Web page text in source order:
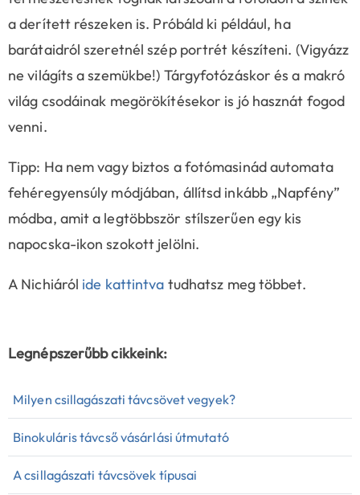
a derített részeken is. Próbáld ki például, ha
barátaidról szeretnél szép portrét készíteni. (Vigyázz
ne világíts a szemükbe!) Tárgyfotózáskor és a makró
világ csodáinak megörökítésekor is jó hasznát fogod
venni.
Tipp: Ha nem vagy biztos a fotómasinád automata
fehéregyensúly módjában, állítsd inkább „Napfény”
módba, amit a legtöbbször stílszerűen egy kis
napocska-ikon szokott jelölni.
A Nichiáról ide kattintva tudhatsz meg többet.
Legnépszerűbb cikkeink:
Milyen csillagászati távcsövet vegyek?
Binokuláris távcső vásárlási útmutató
A csillagászati távcsövek típusai